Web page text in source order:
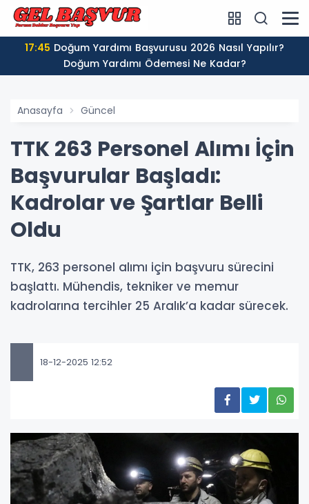
17:45
Doğum Yardımı Ödemesi Ne Kadar?
Anasayfa Güncel
TTK 263 Personel Alımı İçin
Başvurular Başladı:
Kadrolar ve Şartlar Belli
Oldu
TTK, 263 personel alımı için başvuru sürecini
başlattı. Mühendis, tekniker ve memur
kadrolarına tercihler 25 Aralık’a kadar sürecek.
18-12-2025 12:52